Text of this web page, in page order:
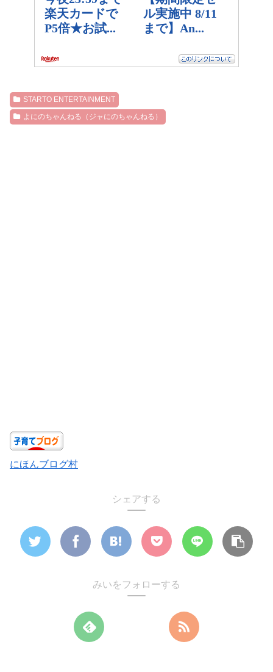
STARTO ENTERTAINMENT
よにのちゃんねる（ジャにのちゃんねる）
にほんブログ村
シェアする
みいをフォローする